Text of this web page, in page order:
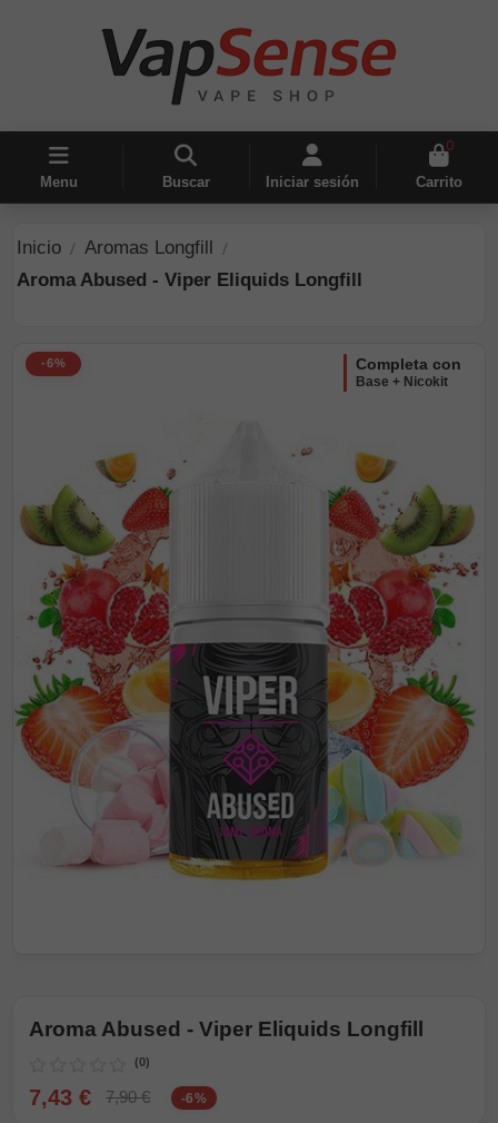
Menu Buscar Iniciar sesión
0
Carrito
Inicio
Aromas Longfill
Aroma Abused - Viper Eliquids Longfill
-6% completa con
Base + Nicokit
Aroma Abused - Viper Eliquids Longfill
(0)
7,43 € 7,90 € -6%